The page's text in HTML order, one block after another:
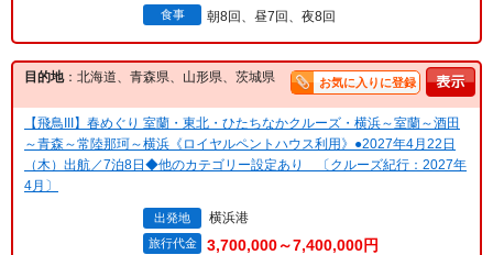
食事 朝8回、昼7回、夜8回
目的地：北海道、青森県、山形県、茨城県 お気に入りに登録
【飛鳥III】春めぐり 室蘭・東北・ひたちなかクルーズ・横浜～室蘭～酒田
～青森～常陸那珂～横浜《ロイヤルペントハウス利用》●2027年4月22日
（木）出航／7泊8日◆他のカテゴリー設定あり 〔クルーズ紀行：2027年
4月〕
出発地 横浜港
旅行代金 3,700,000～7,400,000円